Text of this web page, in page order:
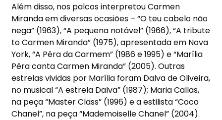
Além disso, nos palcos interpretou Carmen
Miranda em diversas ocasiões – “O teu cabelo não
nega” (1963), “A pequena notável” (1966), “A tribute
to Carmen Miranda” (1975), apresentada em Nova
York, “A Pêra da Carmem” (1986 e 1995) e “Marília
Pêra canta Carmen Miranda” (2005). Outras
estrelas vividas por Marília foram Dalva de Oliveira,
no musical “A estrela Dalva” (1987); Maria Callas,
na peça “Master Class” (1996) e a estilista “Coco
Chanel”, na peça “Mademoiselle Chanel” (2004).